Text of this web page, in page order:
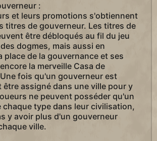
:
et leurs promotions s'obtiennent
titres de gouverneur. Les titres de
être débloqués au fil du jeu
dogmes, mais aussi en
de la gouvernance et ses
la merveille Casa de
fois qu'un gouverneur est
être assigné dans une ville pour y
ne peuvent posséder qu'un
chaque type dans leur civilisation,
y avoir plus d'un gouverneur
ville.